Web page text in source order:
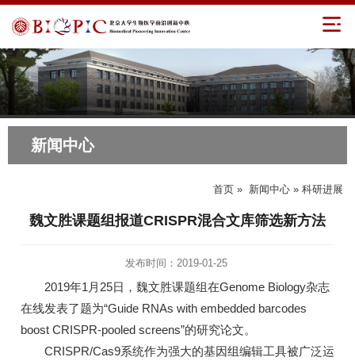
新闻中心
首页 » 新闻中心 » 科研进展
魏文胜课题组报道CRISPR混合文库筛选新方法
发布时间：2019-01-25
2019年1月25日，魏文胜课题组在Genome Biology杂志
在线发表了题为“Guide RNAs with embedded barcodes
boost CRISPR-pooled screens”的研究论文。
CRISPR/Cas9系统作为强大的基因组编辑工具被广泛运